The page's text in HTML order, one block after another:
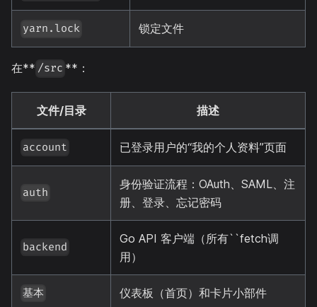
yarn.lock 锁定文件
在** /src **：
文件/目录 描述
account 已登录用户的“我的个人资料”页面
auth
身份验证流程：OAuth、SAML、注
册、登录、忘记密码
backend
Go API 客户端（所有``fetch调
用）
基本 仪表板（首页）和卡片小部件